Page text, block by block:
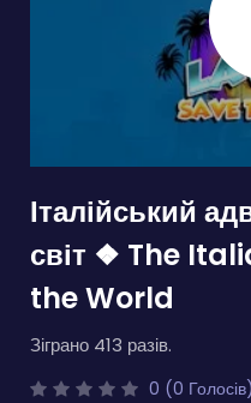
Італійський
світ ❖ The
the World
Зіграно 413 разів.
0 (0 Голосів)